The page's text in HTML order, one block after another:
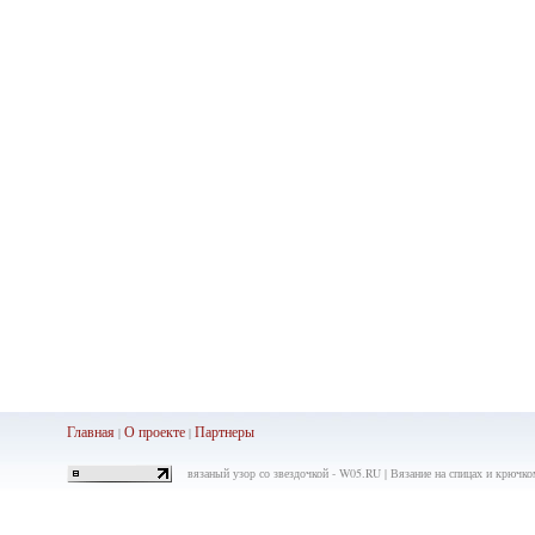
Главная| О проекте| Партнеры
вязаный узор со звездочкой - W05.RU | Вязание на спицах и